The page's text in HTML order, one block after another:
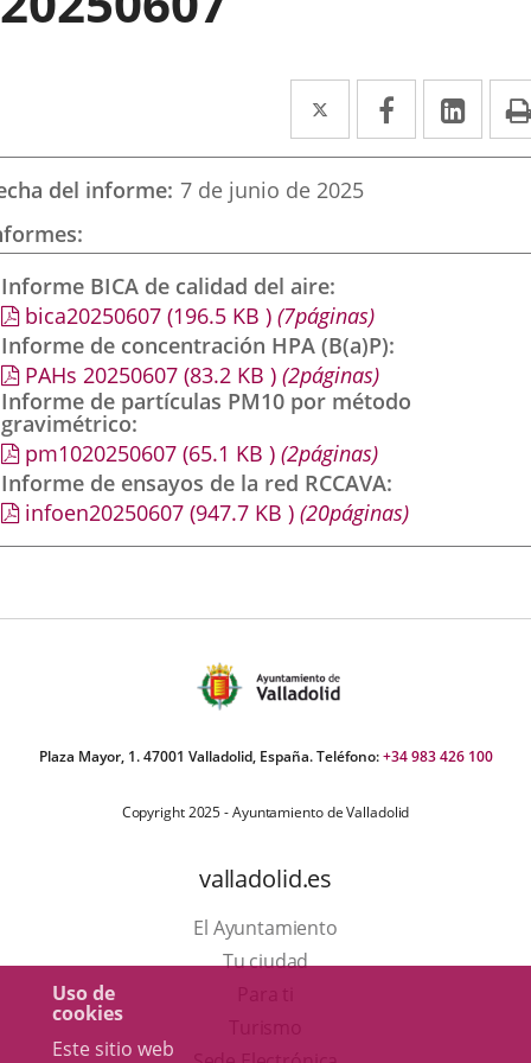
Uso de
cookies
Este sitio web
Twitter
Enlace
a
una
externa.
Facebook
Enlace
a
externa.
a
del informe 7 de junio de 2025
Informe BICA de calidad del aire
bica20250607 (196.5 KB ) (7páginas)
Informe de concentración HPA (B(a)P)
PAHs 20250607 (83.2 KB ) (2páginas)
Informe de partículas PM10 por método
gravimétrico
pm1020250607 (65.1 KB ) (2páginas)
Informe de ensayos de la red RCCAVA
infoen20250607 (947.7 KB ) (20páginas)
Plaza Mayor, 1. 47001 Valladolid, España. Teléfono:+34 983 426 100
Copyright 2025 - Ayuntamiento de Valladolid
valladolid.es
El Ayuntamiento
Tu ciudad